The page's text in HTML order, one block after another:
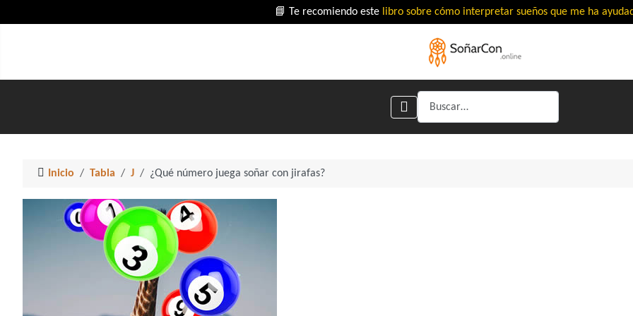
📘 Te recomiendo este libro sobre cómo interpretar sueños que me ha
Buscar
Inicio Tabla J ¿Qué número juega soñar con jirafas?